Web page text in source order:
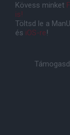
Kövess minket
is!
Töltsd le a
és iOS-re!